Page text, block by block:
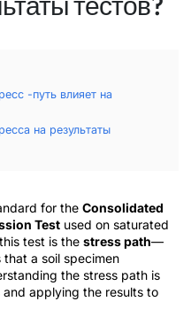
-путь влияет на
на результаты
for the Consolidated
Test used on saturated
test is the stress path—
a soil specimen
the stress path is
applying the results to